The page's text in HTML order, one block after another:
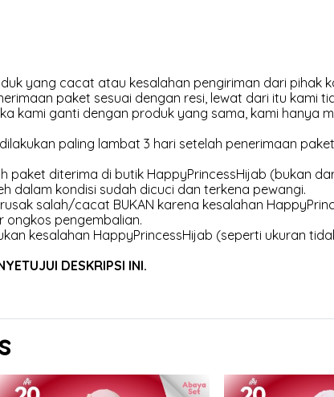
yang cacat atau kesalahan pengiriman dari pihak
paket sesuai dengan resi, lewat dari itu kami
kami ganti dengan produk yang sama, kami hanya
paling lambat 3 hari setelah penerimaan
paket diterima di butik HappyPrincessHijab (bukan
dalam kondisi sudah dicuci dan terkena pewangi.
salah/cacat BUKAN karena kesalahan
pengembalian.
kesalahan HappyPrincessHijab (seperti ukuran
DESKRIPSI INI.